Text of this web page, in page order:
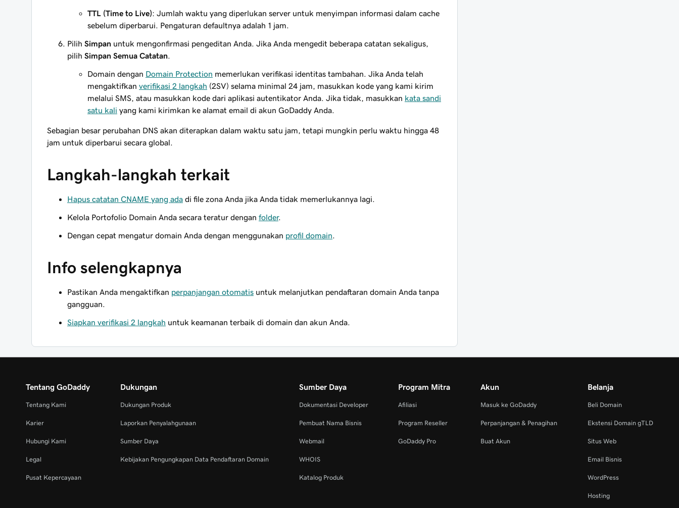
TTL (Time to Live): Jumlah waktu yang diperlukan server untuk menyimpan informasi dalam cache
sebelum diperbarui. Pengaturan defaultnya adalah 1 jam.
Pilih Simpan untuk mengonfirmasi pengeditan Anda. Jika Anda mengedit beberapa catatan sekaligus,
pilih Simpan Semua Catatan
Domain dengan Domain Protection memerlukan verifikasi identitas tambahan. Jika Anda telah
mengaktifkan verifikasi 2 langkah (2SV) selama minimal 24 jam, masukkan kode yang kami kirim
melalui SMS, atau masukkan kode dari aplikasi autentikator Anda. Jika tidak, masukkan kata sandi
satu kali yang kami kirimkan ke alamat email di akun GoDaddy Anda.
Sebagian besar perubahan DNS akan diterapkan dalam waktu satu jam, tetapi mungkin perlu waktu hingga 48
jam untuk diperbarui secara global.
Langkah-langkah terkait
Hapus catatan CNAME yang ada di file zona Anda jika Anda tidak memerlukannya lagi.
Kelola Portofolio Domain Anda secara teratur dengan folder.
Dengan cepat mengatur domain Anda dengan menggunakan profil domain
Info selengkapnya
Pastikan Anda mengaktifkan perpanjangan otomatis untuk melanjutkan pendaftaran domain Anda tanpa
gangguan.
Siapkan verifikasi 2 langkah untuk keamanan terbaik di domain dan akun Anda.
Tentang GoDaddy
Tentang Kami
Karier
Hubungi Kami
Legal
Pusat Kepercayaan
Dukungan
Dukungan Produk
Laporkan Penyalahgunaan
Sumber Daya
Kebijakan Pengungkapan Data Pendaftaran Domain
Sumber Daya
Dokumentasi Developer
Pembuat Nama Bisnis
Webmail
WHOIS
Katalog Produk
Program Mitra
Afiliasi
Program Reseller
GoDaddy Pro
Akun
Masuk ke GoDaddy
Perpanjangan & Penagihan
Buat Akun
Belanja
Beli Domain
Ekstensi Domain gTLD
Situs Web
Email Bisnis
WordPress
Hosting